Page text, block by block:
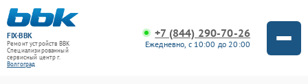
FIX-BBK
Ремонт устройств BBK
Специализированный
cервисный центр г.
Волгоград
+7 (844) 290-70-26
Ежедневно, с 10:00 до 20:00